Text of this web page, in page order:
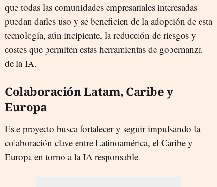
que todas las comunidades empresariales interesadas
puedan darles uso y se beneficien de la adopción de esta
tecnología, aún incipiente, la reducción de riesgos y
costes que permiten estas herramientas de gobernanza
de la IA.
Colaboración Latam, Caribe y
Europa
Este proyecto busca fortalecer y seguir impulsando la
colaboración clave entre Latinoamérica, el Caribe y
Europa en torno a la IA responsable.